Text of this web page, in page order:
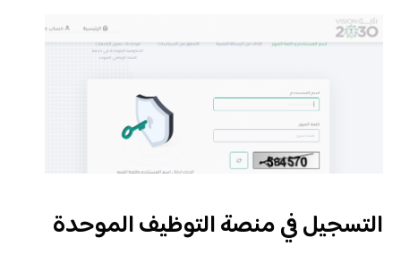
التسجيل في منصة التوظيف الموحدة